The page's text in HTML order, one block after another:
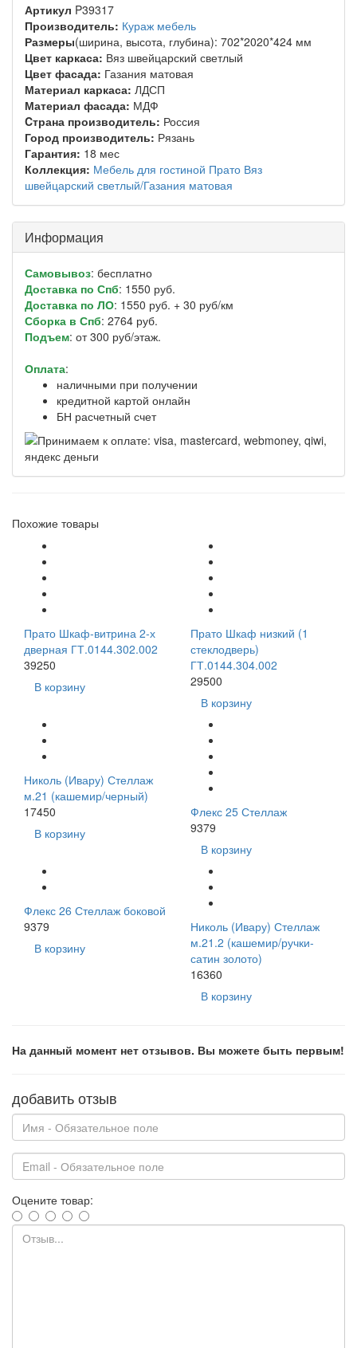
Артикул P39317
Производитель: Кураж мебель
Размеры(ширина, высота, глубина): 702*2020*424 мм
Цвет каркаса: Вяз швейцарский светлый
Цвет фасада: Газания матовая
Материал каркаса: ЛДСП
Материал фасада: МДФ
Cтрана производитель: Россия
Город производитель: Рязань
Гарантия: 18 мес
Коллекция: Мебель для гостиной Прато Вяз
швейцарский светлый/Газания матовая
Информация
Самовывоз: бесплатно
Доставка по Спб: 1550 руб.
Доставка по ЛО: 1550 руб. + 30 руб/км
Сборка в Спб: 2764 руб.
Подъем: от 300 руб/этаж.
Оплата:
наличными при получении
кредитной картой онлайн
БН расчетный счет
Похожие товары
Прато Шкаф-витрина 2-х
дверная ГТ.0144.302.002
39250
В корзину
Прато Шкаф низкий (1
стеклодверь)
ГТ.0144.304.002
29500
В корзину
Николь (Ивару) Стеллаж
м.21 (кашемир/черный)
17450
В корзину
Флекс 25 Стеллаж
9379
В корзину
Флекс 26 Стеллаж боковой
9379
В корзину
Николь (Ивару) Стеллаж
м.21.2 (кашемир/ручки-
сатин золото)
16360
В корзину
На данный момент нет отзывов. Вы можете быть первым!
добавить отзыв
Оцените товар: